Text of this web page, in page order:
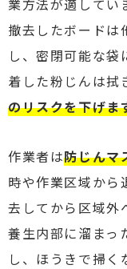
業方法が適してい
撤去したボードは
し、密閉可能な袋
着した粉じんは拭
のリスクを下げま
作業者は防じんマ
時や作業区域から
去してから区域外
養生内部に溜まっ
し、ほうきで掃